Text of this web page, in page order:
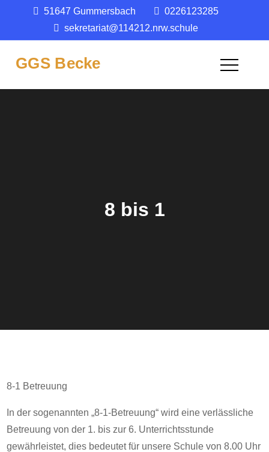
springen
content
51647 Gummersbach
0226123285
sekretariat@114212.nrw.schule
GGS Becke
8 bis 1
8-1 Betreuung
In der sogenannten „8-1-Betreuung“ wird eine verlässliche
Betreuung von der 1. bis zur 6. Unterrichtsstunde
gewährleistet, dies bedeutet für unsere Schule von 8.00 Uhr